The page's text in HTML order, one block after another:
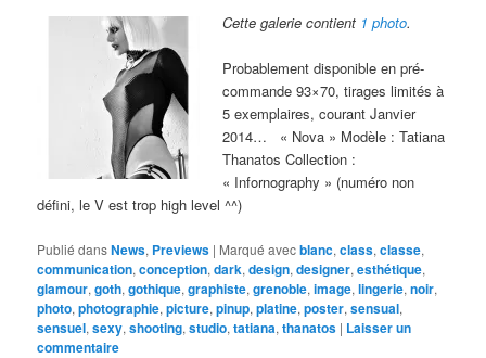
Cette galerie contient 1 photo.
Probablement disponible en pré-
commande 93×70, tirages limités à
5 exemplaires, courant Janvier
2014… « Nova » Modèle : Tatiana
Thanatos Collection :
« Infornography » (numéro non
défini, le V est trop high level ^^)
Publié dansNews, Previews | Marqué avecblanc,class,classe,
communication,conception,dark,design,designer,esthétique,
glamour,goth,gothique,graphiste,grenoble,image,lingerie,noir,
photo,photographie,picture,pinup,platine,poster,sensual,
sensuel,sexy,shooting,studio,tatiana,thanatos | Laisser un
commentaire